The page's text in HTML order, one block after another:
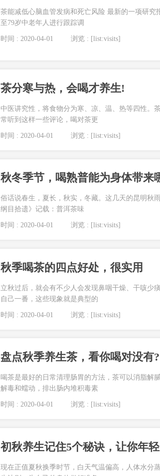
茶能减低心脑血管发病和死亡风险 最新的一项研究
至79岁中老年人进行跟踪调
时间 : 2020-04-01 浏览 : [list:visits]
茶分寒与热，会喝才养生!
中医讲究性，将食物分为寒、凉、温、热等四性。
常听到这样一些评论，喝对茶更
时间 : 2020-04-01 浏览 : [list:visits]
秋冬季节，喝熟普能为身体带来
俗话说春生，夏长，秋实，冬藏。这几天的昆明秋
纲目拾遗》记载：普洱茶味
时间 : 2020-04-01 浏览 : [list:visits]
秋季喝茶的四点好处，很实用
立秋过后，就会有不少人会发现鼻咽干燥、干咳少
自己一番，这些现象就是典型的
时间 : 2020-04-01 浏览 : [list:visits]
盘点秋季养生茶，看你喝对没有?
喝茶是最好的日常清理肠胃的方法，茶可以消脂解
解毒和蠕动，排出肠内堆积毒素
时间 : 2020-04-01 浏览 : [list:visits]
初秋养生记住5个秘诀，让你年
现在正值夏秋换季时节，白天气温偏高，人体水分